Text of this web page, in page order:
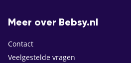
Meer over Bebsy.nl
Contact
Veelgestelde vragen